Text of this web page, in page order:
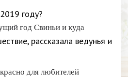
году?
год Свиньи и куда
рассказала ведунья и
для любителей